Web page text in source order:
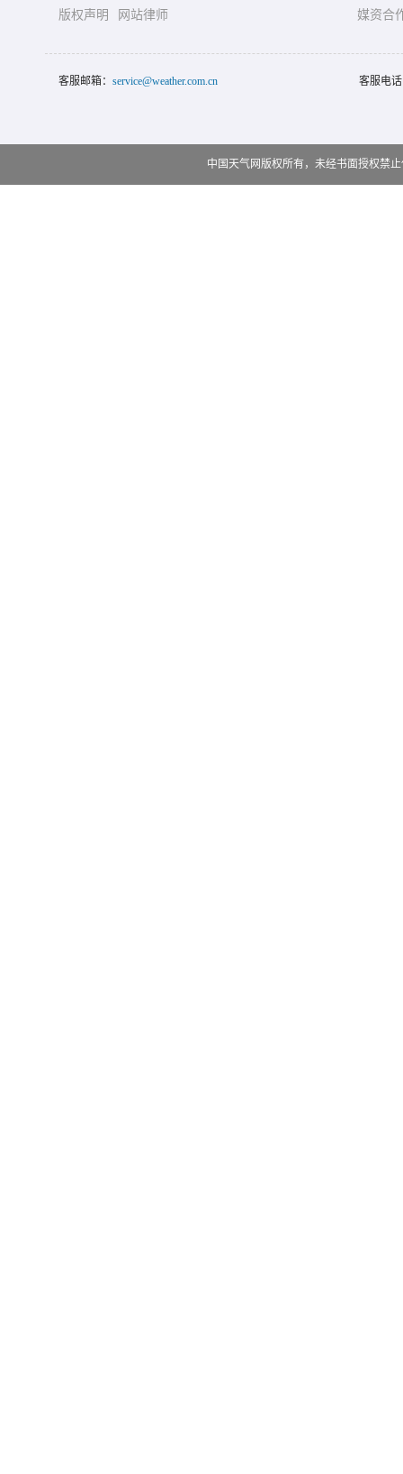
版权声明
网站律师
媒资合
客服邮箱： service@weather.com.cn 客服电
中国天气网版权所有，未经书面授权